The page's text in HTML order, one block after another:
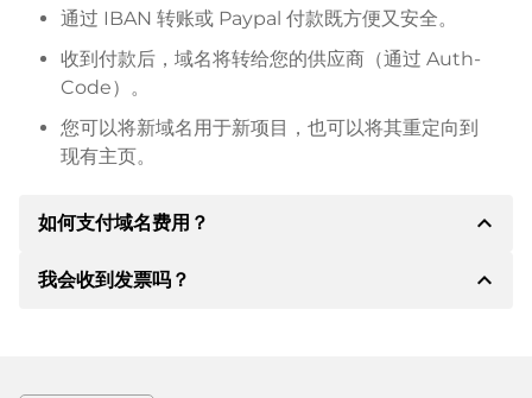
通过 IBAN 转账或 Paypal 付款既方便又安全。
收到付款后，域名将转给您的供应商（通过 Auth-
Code）。
您可以将新域名用于新项目，也可以将其重定向到
现有主页。
如何支付域名费用？ expand_less
达成协议后，房东将通知您付款细节。房主随后会向您
我会收到发票吗？ expand_less